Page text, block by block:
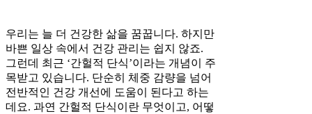
우리는 늘 더 건강한 삶을 꿈꿉니다. 하지만
바쁜 일상 속에서 건강 관리는 쉽지 않죠.
그런데 최근 ‘간헐적 단식’이라는 개념이 주
목받고 있습니다. 단순히 체중 감량을 넘어
전반적인 건강 개선에 도움이 된다고 하는
데요. 과연 간헐적 단식이란 무엇이고, 어떻